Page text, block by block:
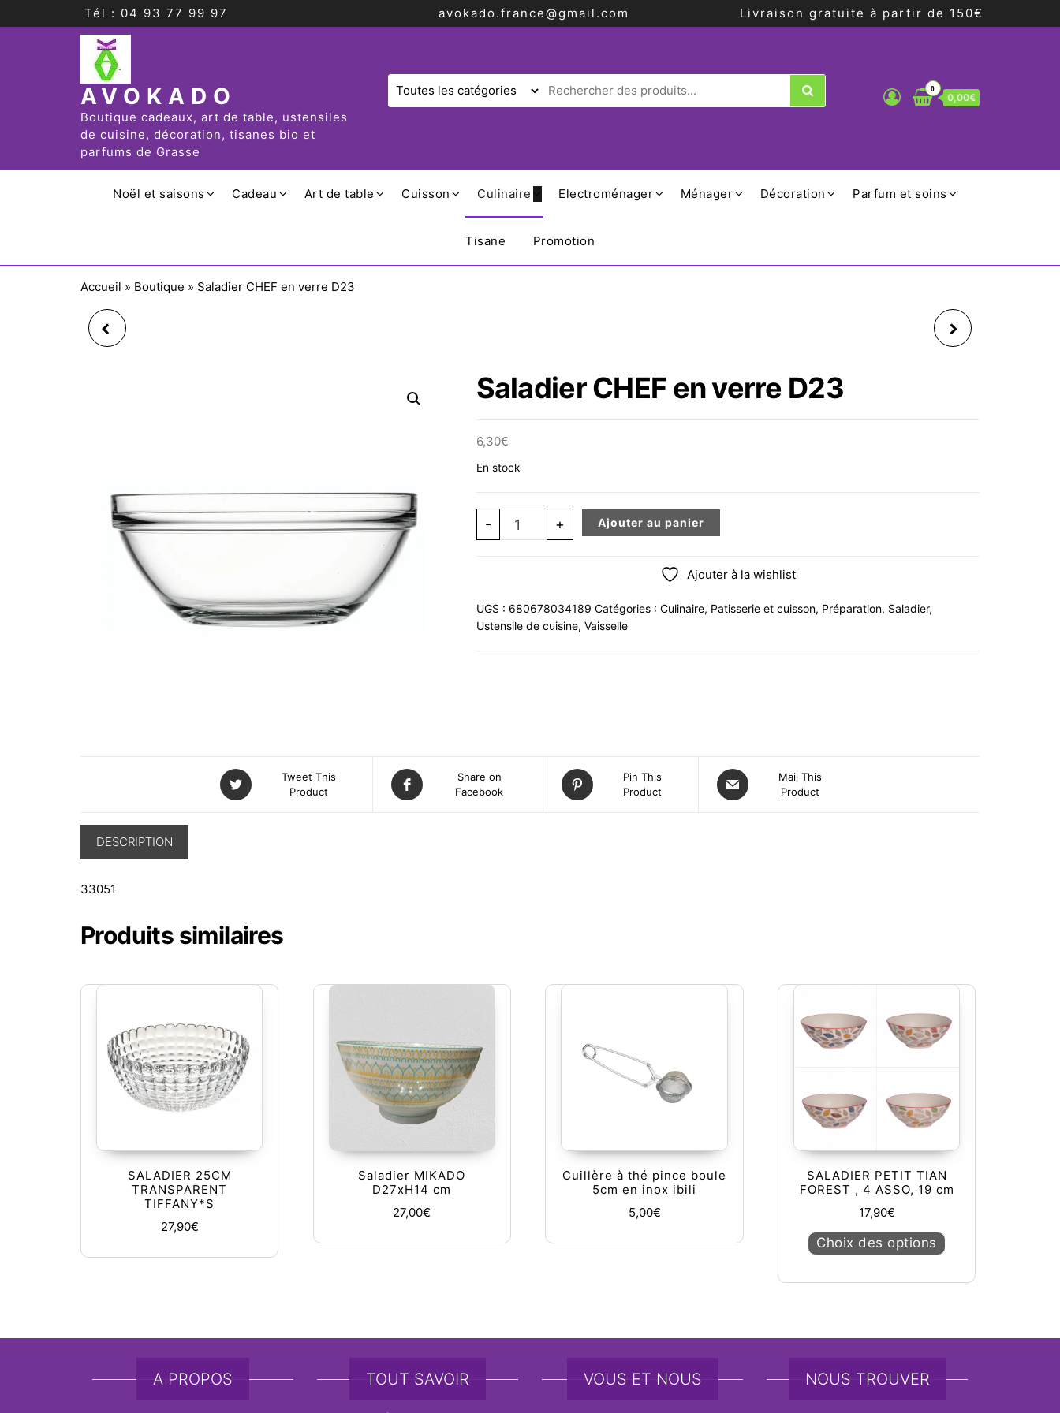
Tél : 04 93 77 99 97 avokado.france@gmail.com Livraison gratuite à partir de 150€
AVOKADO
Boutique cadeaux, art de table, ustensiles
de cuisine, décoration, tisanes bio et
parfums de Grasse
0
0,00€
Noël et saisons Cadeau Art de table Cuisson Culinaire Electroménager Ménager Décoration Parfum et soins
Tisane Promotion
Accueil » Boutique » Saladier CHEF en verre D23
Saladier CHEF en verre D23
6,30€
En stock
- quantité de Saladier CHEF en verre D23
+ Ajouter au panier
Ajouter à la wishlist
UGS : 680678034189 Catégories : Culinaire, Patisserie et cuisson, Préparation, Saladier,
Ustensile de cuisine, Vaisselle
Tweet This
Product
Share on
Facebook
Pin This
Product
Mail This
Product
DESCRIPTION
33051
Produits similaires
SALADIER 25CM
TRANSPARENT
TIFFANY*S
27,90€
Saladier MIKADO
D27xH14 cm
27,00€
Cuillère à thé pince boule
5cm en inox ibili
5,00€
SALADIER PETIT TIAN
FOREST , 4 ASSO, 19 cm
17,90€
Choix des options Ce produit a
A PROPOS TOUT SAVOIR VOUS ET NOUS NOUS TROUVER